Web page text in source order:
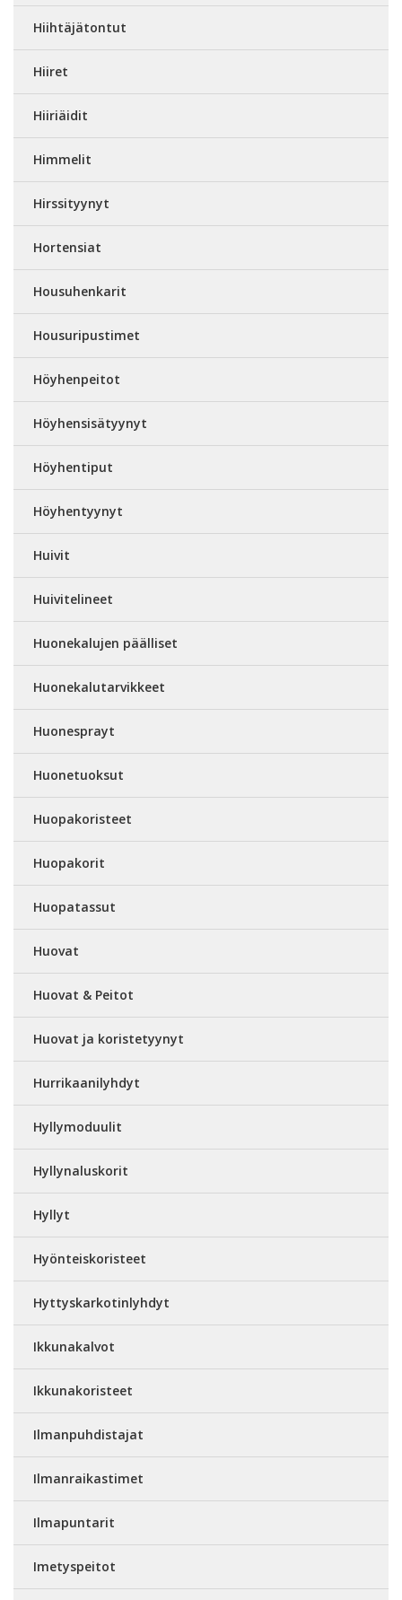
Hiihtäjätontut
Hiiret
Hiiriäidit
Himmelit
Hirssityynyt
Hortensiat
Housuhenkarit
Housuripustimet
Höyhenpeitot
Höyhensisätyynyt
Höyhentiput
Höyhentyynyt
Huivit
Huivitelineet
Huonekalujen päälliset
Huonekalutarvikkeet
Huonesprayt
Huonetuoksut
Huopakoristeet
Huopakorit
Huopatassut
Huovat
Huovat & Peitot
Huovat ja koristetyynyt
Hurrikaanilyhdyt
Hyllymoduulit
Hyllynaluskorit
Hyllyt
Hyönteiskoristeet
Hyttyskarkotinlyhdyt
Ikkunakalvot
Ikkunakoristeet
Ilmanpuhdistajat
Ilmanraikastimet
Ilmapuntarit
Imetyspeitot